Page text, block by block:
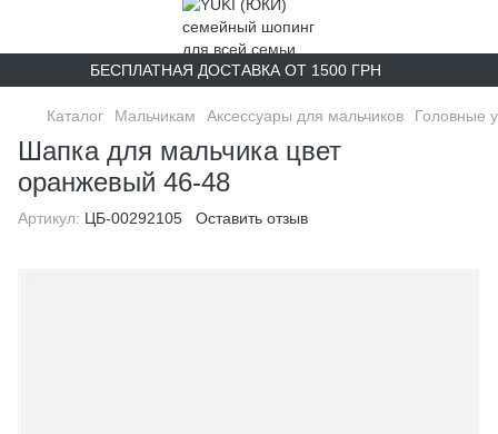
БЕСПЛАТНАЯ ДОСТАВКА ОТ 1500 ГРН
Каталог Мальчикам Аксессуары для мальчиков Головные
Шапка для мальчика цвет
оранжевый 46-48
Артикул: ЦБ-00292105 Оставить отзыв